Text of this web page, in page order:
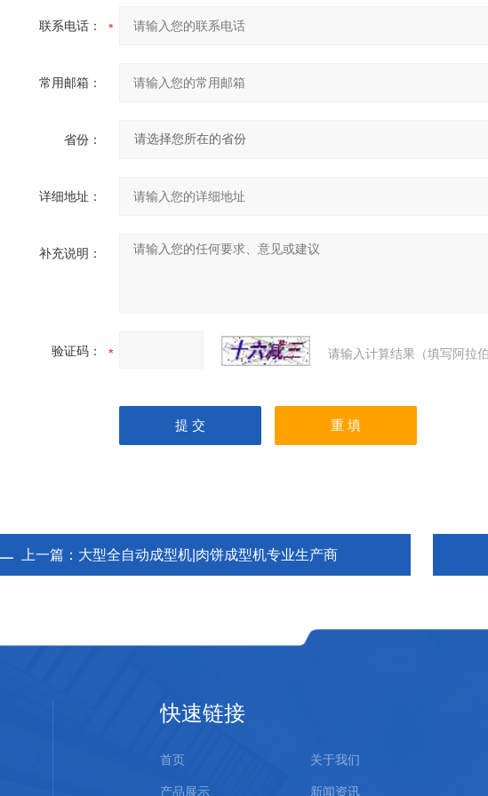
联系电话：
常用邮箱：
省份：
详细地址：
补充说明：
验证码： 请输入计算结果（填写阿拉
上一篇： 大型全自动成型机|肉饼成型机专业生产商
快速链接
首页 关于我们
产品展示 新闻资讯